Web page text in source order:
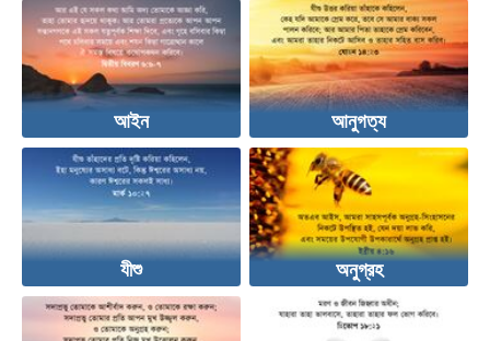
আইন আনুগত্য
যীশু অনুগ্রহ